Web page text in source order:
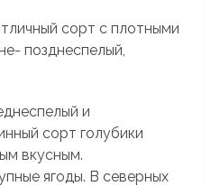
сорт с плотными
позднеспелый,
и
сорт голубики
вкусным.
ягоды. В северных